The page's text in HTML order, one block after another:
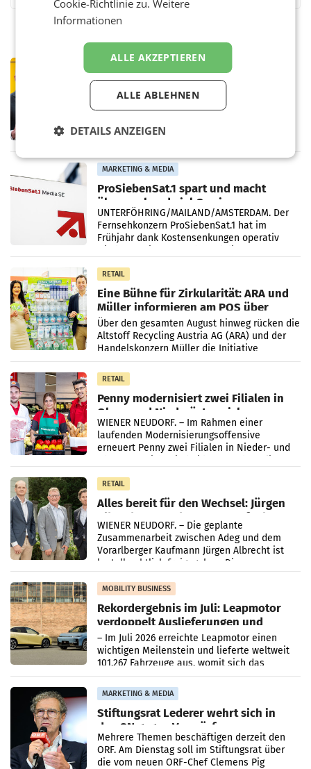
PRIMENEWS
Österreichische Post: Umsatzplus im
ersten Halbjahr trotz schwachem
Briefgeschäft
WIEN Die Österreichische Post AG hat im
ersten Halbjahr 2026 einen Konzernumsatz
von 1.544,0 Mio. EUR erwirtschaftet, was
Vergleichszeitraum
MARKETING & MEDIA
ProSiebenSat.1 spart und macht
überraschend viel Gewinn
UNTERFÖHRING/MAILAND/AMSTERDAM. Der
Fernsehkonzern ProSiebenSat.1 hat im
Frühjahr dank Kostensenkungen operativ
RETAIL
Eine Bühne für Zirkularität: ARA und
Müller informieren am POS über
Kreislauffähigkeit
Über den gesamten August hinweg rücken die
Altstoff Recycling Austria AG (ARA) und der
Handelskonzern Müller die Initiative
„Kreislauf-Helden“ in allen österreichischen
Müller-Filialen
RETAIL
Penny modernisiert zwei Filialen in
Ober- und Niederösterreich
WIENER NEUDORF. – Im Rahmen einer
laufenden Modernisierungsoffensive
erneuert Penny zwei Filialen in Nieder- und
RETAIL
Alles bereit für den Wechsel: Jürgen
Albrecht setzt ab 1.1.2027 auf Adeg
WIENER NEUDORF. – Die geplante
Zusammenarbeit zwischen Adeg und dem
Vorarlberger Kaufmann Jürgen Albrecht ist
kartellrechtlich freigegeben: Die
Bundeswettbewerbsbehörde und der
Bundeskartellanwalt
MOBILITY BUSINESS
Rekordergebnis im Juli: Leapmotor
verdoppelt Auslieferungen und
überschreitet die 100.000er-Marke
– Im Juli 2026 erreichte Leapmotor einen
wichtigen Meilenstein und lieferte weltweit
101.267 Fahrzeuge aus, womit sich das
Ergebnis gegenüber Juli 2025 mehr als
verdoppelte (+102
MARKETING & MEDIA
Stiftungsrat Lederer wehrt sich in
den SN gegen Vorwürfe
Mehrere Themen beschäftigen derzeit den
ORF. Am Dienstag soll im Stiftungsrat über
die vom neuen ORF-Chef Clemens Pig
Cookie-Richtlinie zu.Weitere
Informationen
ALLE AKZEPTIEREN
ALLE ABLEHNEN
DETAILS ANZEIGEN